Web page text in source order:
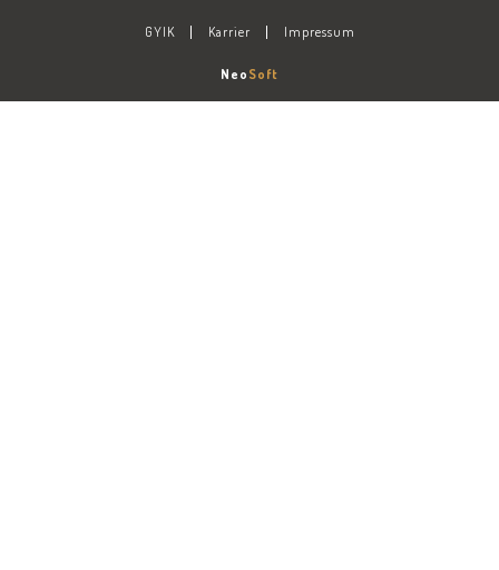
GYIK Karrier Impressum
Neo Soft